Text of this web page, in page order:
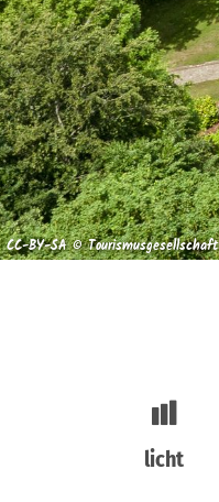
CC-BY-SA ©
licht